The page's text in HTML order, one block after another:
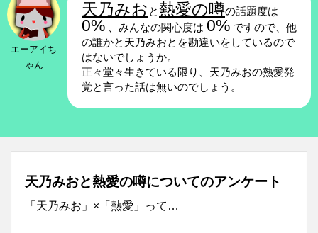
エーアイち
ゃん
天乃みお と熱愛の噂の話題度は
0% 、みんなの関心度は 0% ですので、他
の誰かと天乃みおとを勘違いをしているので
はないでしょうか。
正々堂々生きている限り、天乃みおの熱愛発
覚と言った話は無いのでしょう。
天乃みおと熱愛の噂についてのアンケート
「天乃みお」×「熱愛」って…